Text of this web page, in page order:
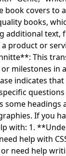
covers to
books,
additional text,
product or
This
milestones in
indicates
headings
If you
with: 1.
help with
need help